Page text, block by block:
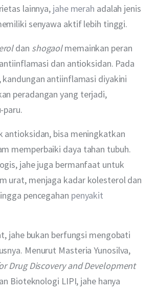
lainnya, jahe merah adalah jenis
senyawa aktif lebih tinggi.
dan shogaol memainkan peran
dan antioksidan. Pada
kandungan antiinflamasi diyakini
peradangan yang terjadi,
paru.
antioksidan, bisa meningkatkan
memperbaiki daya tahan tubuh.
jahe juga bermanfaat untuk
urat, menjaga kadar kolesterol dan
pencegahan penyakit
jahe bukan berfungsi mengobati
Menurut Masteria Yunosilva,
Drug Discovery and Development
Bioteknologi LIPI, jahe hanya